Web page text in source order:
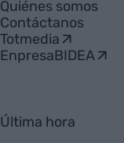
Quiénes somos
Contáctanos
Totmedia
EnpresaBIDEA
Última hora